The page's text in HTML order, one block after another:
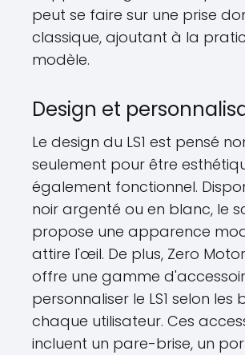
peut se faire sur une prise
classique, ajoutant à la
modèle.
Design et
Le design du LS1 est pensé
seulement pour être
également fonctionnel.
noir argenté ou en blanc, le
propose une apparence
attire l'œil. De plus, Zero
offre une gamme
personnaliser le LS1 selon les
chaque utilisateur. Ces
incluent un pare-brise, un